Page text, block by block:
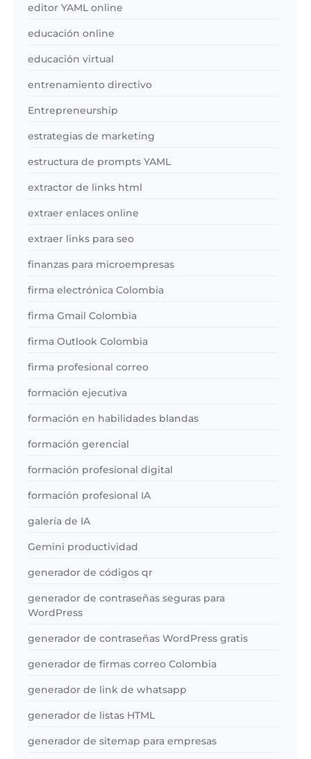
editor YAML online
educación online
educación virtual
entrenamiento directivo
Entrepreneurship
estrategias de marketing
estructura de prompts YAML
extractor de links html
extraer enlaces online
extraer links para seo
finanzas para microempresas
firma electrónica Colombia
firma Gmail Colombia
firma Outlook Colombia
firma profesional correo
formación ejecutiva
formación en habilidades blandas
formación gerencial
formación profesional digital
formación profesional IA
galería de IA
Gemini productividad
generador de códigos qr
generador de contraseñas seguras para
WordPress
generador de contraseñas WordPress gratis
generador de firmas correo Colombia
generador de link de whatsapp
generador de listas HTML
generador de sitemap para empresas